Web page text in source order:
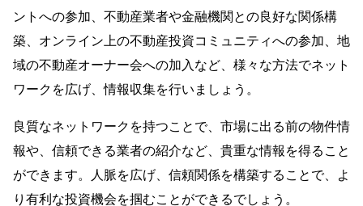
ントへの参加、不動産業者や金融機関との良好な関係構
築、オンライン上の不動産投資コミュニティへの参加、地
域の不動産オーナー会への加入など、様々な方法でネット
ワークを広げ、情報収集を行いましょう。
良質なネットワークを持つことで、市場に出る前の物件情
報や、信頼できる業者の紹介など、貴重な情報を得ること
ができます。人脈を広げ、信頼関係を構築することで、よ
り有利な投資機会を掴むことができるでしょう。